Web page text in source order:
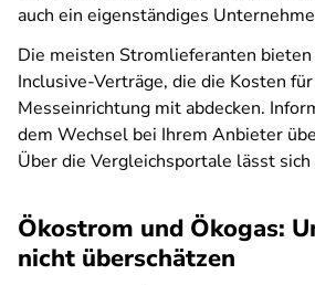
auch ein eigenständiges
Die meisten Stromlieferanten
Inclusive-Verträge, die die Kosten
Messeinrichtung mit abdecken.
dem Wechsel bei Ihrem Anbieter
Über die Vergleichsportale lässt
Ökostrom und Ökogas:
nicht überschätzen